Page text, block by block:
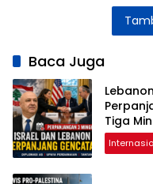
Baca Juga
Tiga